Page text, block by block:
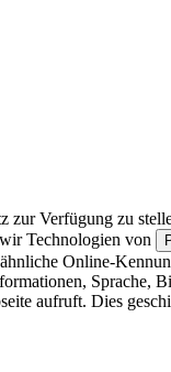
Verfügung zu
Technologien von
Online-
Sprache,
aufruft. Dies